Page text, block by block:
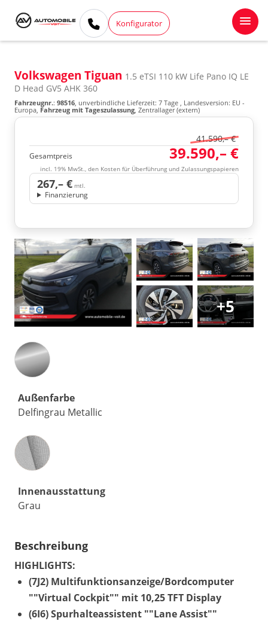
Konfigurator
Volkswagen Tiguan 1.5 eTSI 110 kW Life Pano IQ LE
D Head GV5 AHK 360
Fahrzeugnr.: 98516, unverbindliche Lieferzeit: 7 Tage , Landesversion: EU -
Europa, Fahrzeug mit Tageszulassung, Zentrallager (extern)
41.590,– €
Gesamtpreis 39.590,– €
incl. 19% MwSt., den Kosten für Überführung und Zulassungspapieren
267,– € mtl.
Finanzierung
+5
Außenfarbe
Delfingrau Metallic
Innenausstattung
Innenausstattung
Grau
Beschreibung
HIGHLIGHTS:
(7J2) Multifunktionsanzeige/Bordcomputer
""Virtual Cockpit"" mit 10,25 TFT Display
(6I6) Spurhalteassistent ""Lane Assist""